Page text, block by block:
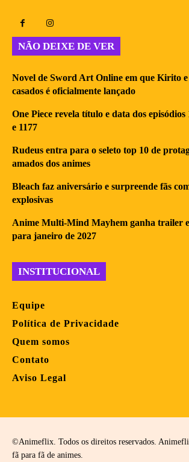
NÃO DEIXE DE VER
Novel de Sword Art Online em que Kirito e
casados é oficialmente lançado
One Piece revela título e data dos episódios
e 1177
Rudeus entra para o seleto top 10 de
amados dos animes
Bleach faz aniversário e surpreende fãs
explosivas
Anime Multi-Mind Mayhem ganha trailer
para janeiro de 2027
INSTITUCIONAL
Equipe
Política de Privacidade
Quem somos
Contato
Aviso Legal
©Animeflix. Todos os direitos reservados.
fã para fã de animes.